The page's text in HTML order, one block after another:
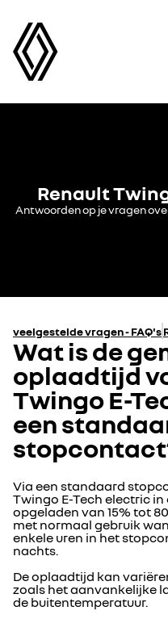
Renault
Antwoorden op je vragen
veelgestelde vragen - FAQ's
Wat is de
oplaadtijd
Twingo E-
een
Via een standaard
Twingo E-Tech electric
opgeladen van 15% tot
met normaal gebruik
enkele uren in het
nachts.
De oplaadtijd kan
zoals het aanvankelijke
de buitentemperatuur.